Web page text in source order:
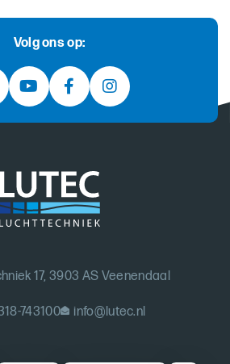
Volg ons op:
17, 3903 AS Veenendaal
743100 info@lutec.nl